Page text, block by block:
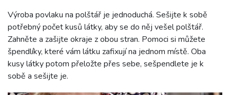
Výroba povlaku na polštář je jednoduchá. Sešijte k sobě
potřebný počet kusů látky, aby se do něj vešel polštář.
Zahněte a zašijte okraje z obou stran. Pomoci si můžete
špendlíky, které vám látku zafixují na jednom místě. Oba
kusy látky potom přeložte přes sebe, sešpendlete je k
sobě a sešijte je.